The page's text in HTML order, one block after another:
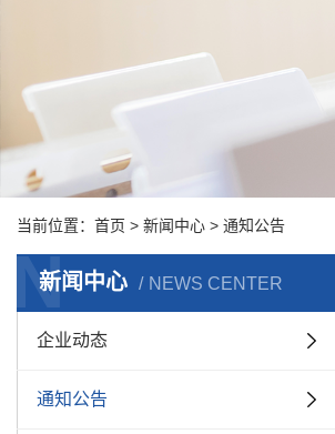
当前位置： 首页 > 新闻中心 > 通知公告
新闻中心 NEWS CENTER
N
企业动态
通知公告